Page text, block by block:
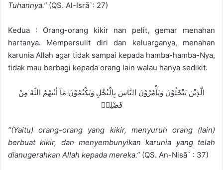
Tuhannya.” (QS. Al-Isrā`: 27)
Kedua : Orang-orang kikir nan pelit, gemar menahan
hartanya. Mempersulit diri dan keluarganya, menahan
karunia Allah agar tidak sampai kepada hamba-hamba-Nya,
tidak mau berbagi kepada orang lain walau hanya sedikit.
الَّذِيْنَ يَبْخَلُوْنَ وَيَأْمُرُوْنَ النَّاسَ بِالْبُخْلِ وَيَكْتُمُوْنَ مَآ اٰتٰىهُمُ اللّٰهُ مِنْ
فَضْلِهٖ
“(Yaitu) orang-orang yang kikir, menyuruh orang (lain)
berbuat kikir, dan menyembunyikan karunia yang telah
dianugerahkan Allah kepada mereka.” (QS. An-Nisā` : 37)